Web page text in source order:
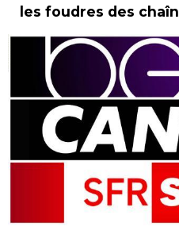
les foudres des